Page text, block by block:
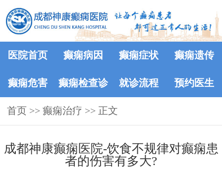
医院首页 癫痫病因 癫痫症状 癫痫遗传
癫痫危害 癫痫检查诊
断
就诊流程 预约医生
首页 >> 癫痫治疗 >> 正文
成都神康癫痫医院-饮食不规律对癫痫患
者的伤害有多大?